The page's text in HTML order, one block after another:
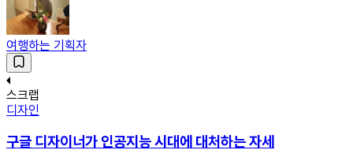
여행하는 기획자
스크랩
디자인
구글 디자이너가 인공지능 시대에 대처하는 자세